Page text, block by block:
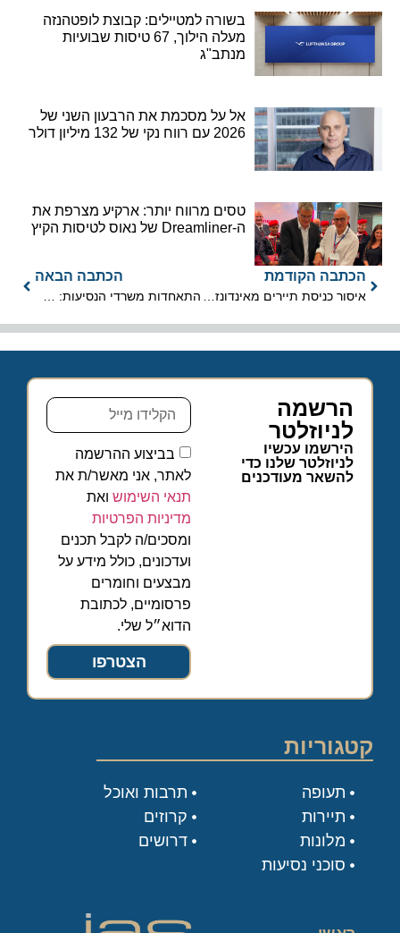
בשורה למטיילים: קבוצת לופטהנזה
מעלה הילוך, 67 טיסות שבועיות
מנתב"ג
אל על מסכמת את הרבעון השני של
2026 עם רווח נקי של 132 מיליון דולר
טסים מרווח יותר: ארקיע מצרפת את
ה-Dreamliner של נאוס לטיסות הקיץ
הכתבה הקודמת
איסור כניסת תיירים מאינדונזיה מושהה עד לסוף החודש
הכתבה הבאה
התאחדות משרדי הנסיעות: אסיפה של בחירות
הרשמה
לניוזלטר
הירשמו עכשיו
לניוזלטר שלנו כדי
להשאר מעודכנים
בביצוע ההרשמה
לאתר, אני מאשר/ת את
תנאי השימוש ואת
מדיניות הפרטיות
ומסכים/ה לקבל תכנים
ועדכונים, כולל מידע על
מבצעים וחומרים
פרסומיים, לכתובת
הדוא״ל שלי.
הצטרפו
קטגוריות
תעופה
תיירות
מלונות
סוכני נסיעות
תרבות ואוכל
קרוזים
דרושים